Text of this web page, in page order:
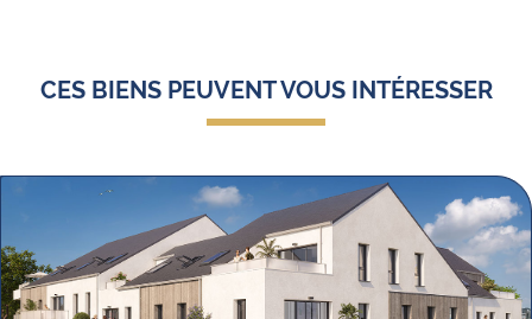
CES BIENS PEUVENT VOUS INTÉRESSER